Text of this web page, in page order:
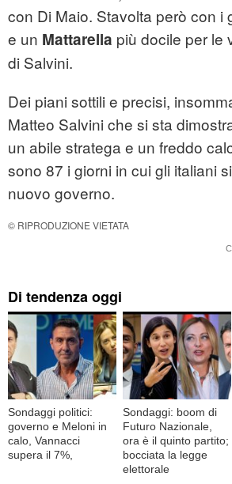
con Di Maio. Stavolta però con i
e un Mattarella più docile per le
di Salvini.
Dei piani sottili e precisi,
Matteo Salvini che si sta
un abile stratega e un freddo
sono 87 i giorni in cui gli italiani
nuovo governo.
© RIPRODUZIONE VIETATA
Di tendenza oggi
Sondaggi politici:
governo e Meloni in
calo, Vannacci
supera il 7%,
Sondaggi: boom di
Futuro Nazionale,
ora è il quinto partito;
bocciata la legge
elettorale